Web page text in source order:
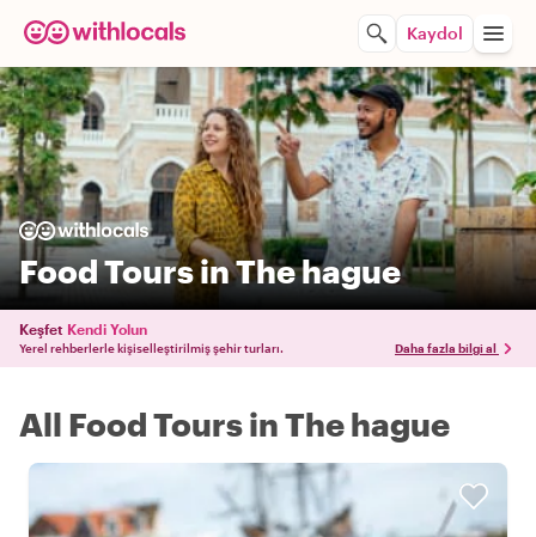
Kaydol
Food Tours in The hague
Keşfet Kendi Yolun
Yerel rehberlerle kişiselleştirilmiş şehir turları. Daha fazla bilgi al
All Food Tours in The hague